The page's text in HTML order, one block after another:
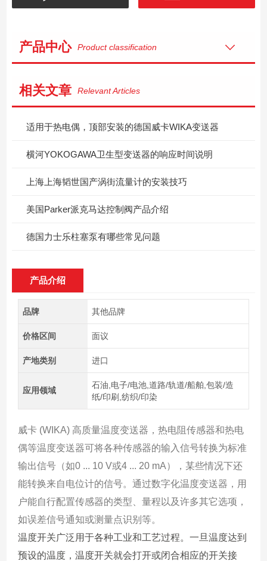
产品中心 Product classification
相关文章 Relevant Articles
适用于热电偶，顶部安装的德国威卡WIKA变送器
横河YOKOGAWA卫生型变送器的响应时间说明
上海上海韬世国产涡街流量计的安装技巧
美国Parker派克马达控制阀产品介绍
德国力士乐柱塞泵有哪些常见问题
产品介绍
品牌 其他品牌
价格区间 面议
产地类别 进口
应用领域
石油,电子/电池,道路/轨道/船舶,包装/造
纸/印刷,纺织/印染
威卡 (WIKA) 高质量温度变送器，热电阻传感器和热电
偶等温度变送器可将各种传感器的输入信号转换为标准
输出信号（如0 ... 10 V或4 ... 20 mA），某些情况下还
能转换来自电位计的信号。通过数字化温度变送器，用
户能自行配置传感器的类型、量程以及许多其它选项，
如误差信号通知或测量点识别等。
温度开关广泛用于各种工业和工艺过程。一旦温度达到
预设的温度，温度开关就会打开或闭合相应的开关接